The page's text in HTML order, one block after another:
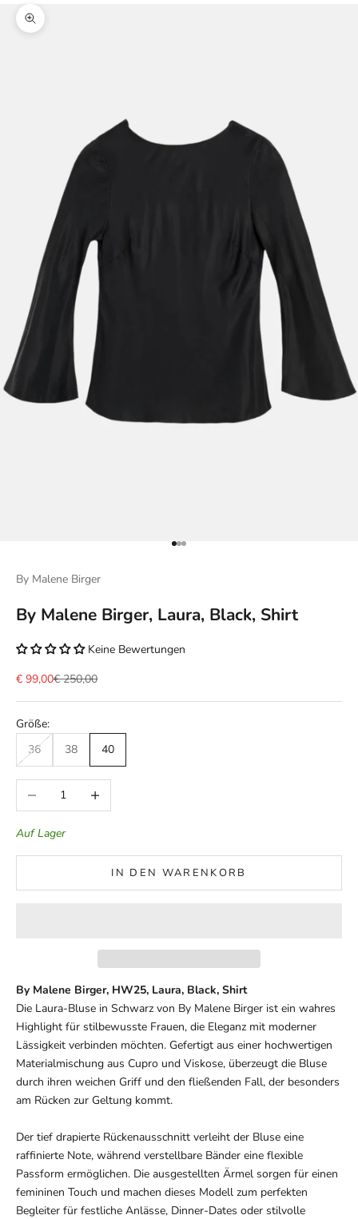
Bild vergrößern
Gehe zu Element 1
Gehe zu Element 2
Gehe zu Element 3
By Malene Birger
By Malene Birger, Laura, Black, Shirt
Keine Bewertungen
Angebot
€ 99,00Regulärer Preis
€ 250,00
Größe:
36
38 40
Anzahl verringernAnzahl erhöhen
Auf Lager
IN DEN WARENKORB
By Malene Birger, HW25, Laura, Black, Shirt
Die Laura-Bluse in Schwarz von By Malene Birger ist ein wahres
Highlight für stilbewusste Frauen, die Eleganz mit moderner
Lässigkeit verbinden möchten. Gefertigt aus einer hochwertigen
Materialmischung aus Cupro und Viskose, überzeugt die Bluse
durch ihren weichen Griff und den fließenden Fall, der besonders
am Rücken zur Geltung kommt.
Der tief drapierte Rückenausschnitt verleiht der Bluse eine
raffinierte Note, während verstellbare Bänder eine flexible
Passform ermöglichen. Die ausgestellten Ärmel sorgen für einen
femininen Touch und machen dieses Modell zum perfekten
Begleiter für festliche Anlässe, Dinner-Dates oder stilvolle